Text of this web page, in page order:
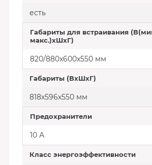
есть
Габариты для встраивания
макс.)хШхГ)
820/880x600x550 мм
Габариты (ВхШхГ)
818х596х550 мм
Предохранители
10 А
Класс энергоэффективности